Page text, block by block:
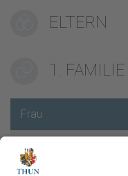
ELTERN
1. FAMILIE
Frau
von Thun Lola
gest. 30.11.1375,